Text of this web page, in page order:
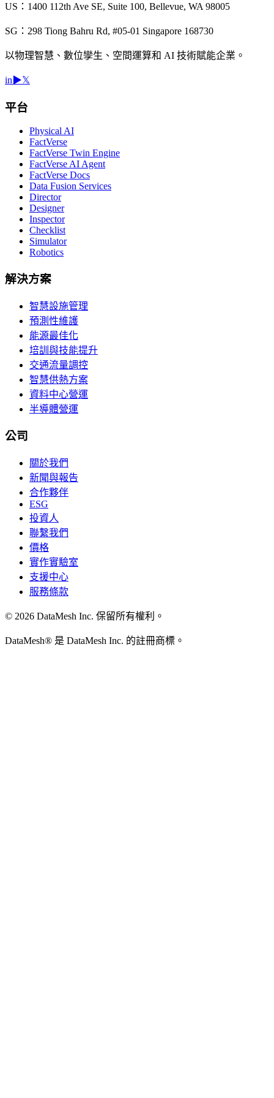
US：1400 112th Ave SE, Suite 100, Bellevue, WA 98005
SG：298 Tiong Bahru Rd, #05-01 Singapore 168730
以物理智慧、數位孿生、空間運算和 AI 技術賦能企業。
in ▶𝕏
平台
Physical AI
FactVerse
FactVerse Twin Engine
FactVerse AI Agent
FactVerse Docs
Data Fusion Services
Director
Designer
Inspector
Checklist
Simulator
Robotics
解決方案
智慧設施管理
預測性維護
能源最佳化
培訓與技能提升
交通流量調控
智慧供熱方案
資料中心營運
半導體營運
公司
關於我們
新聞與報告
合作夥伴
ESG
投資人
聯繫我們
價格
實作實驗室
支援中心
服務條款
© 2026 DataMesh Inc. 保留所有權利。
DataMesh® 是 DataMesh Inc. 的註冊商標。